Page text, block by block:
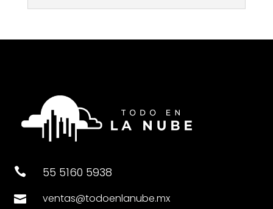
 55 5160 5938
 ventas@todoenlanube.mx